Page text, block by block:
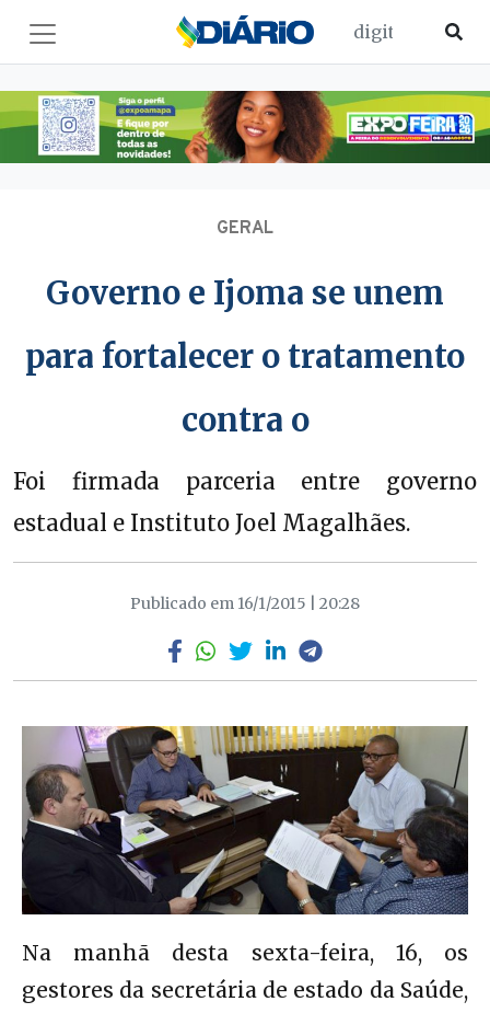
GERAL
Governo e Ijoma se unem
para fortalecer o tratamento
contra o
Foi firmada parceria entre governo
estadual e Instituto Joel Magalhães.
Publicado em 16/1/2015 | 20:28
Na manhã desta sexta-feira, 16, os
gestores da secretária de estado da Saúde,